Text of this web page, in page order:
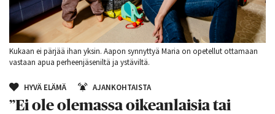
Kukaan ei pärjää ihan yksin. Aapon synnyttyä Maria on opetellut ottamaan
vastaan apua perheenjäseniltä ja ystäviltä.
HYVÄ ELÄMÄ AJANKOHTAISTA
”Ei ole olemassa oikeanlaisia tai